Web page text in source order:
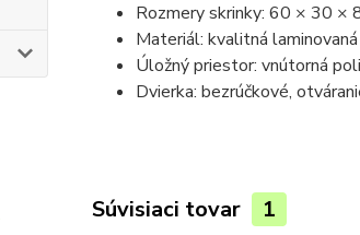
Rozmery skrinky: 60 × 30 ×
Materiál: kvalitná
Úložný priestor: vnútorná
Dvierka: bezrúčkové,
Súvisiaci tovar 1